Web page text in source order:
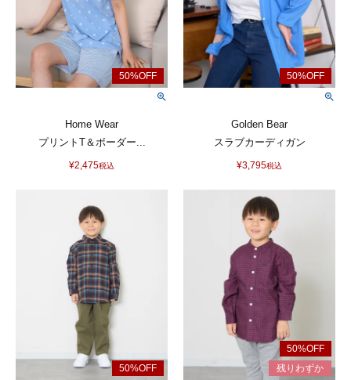
Home Wear
プリントT＆ボーダー...
¥2,475税込
Golden Bear
スラブカーディガン
¥3,795税込